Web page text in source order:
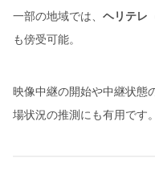
一部の地域では、 ヘリテレ
も傍受可能。
映像中継の開始や中継状態
場状況の推測にも有用です。